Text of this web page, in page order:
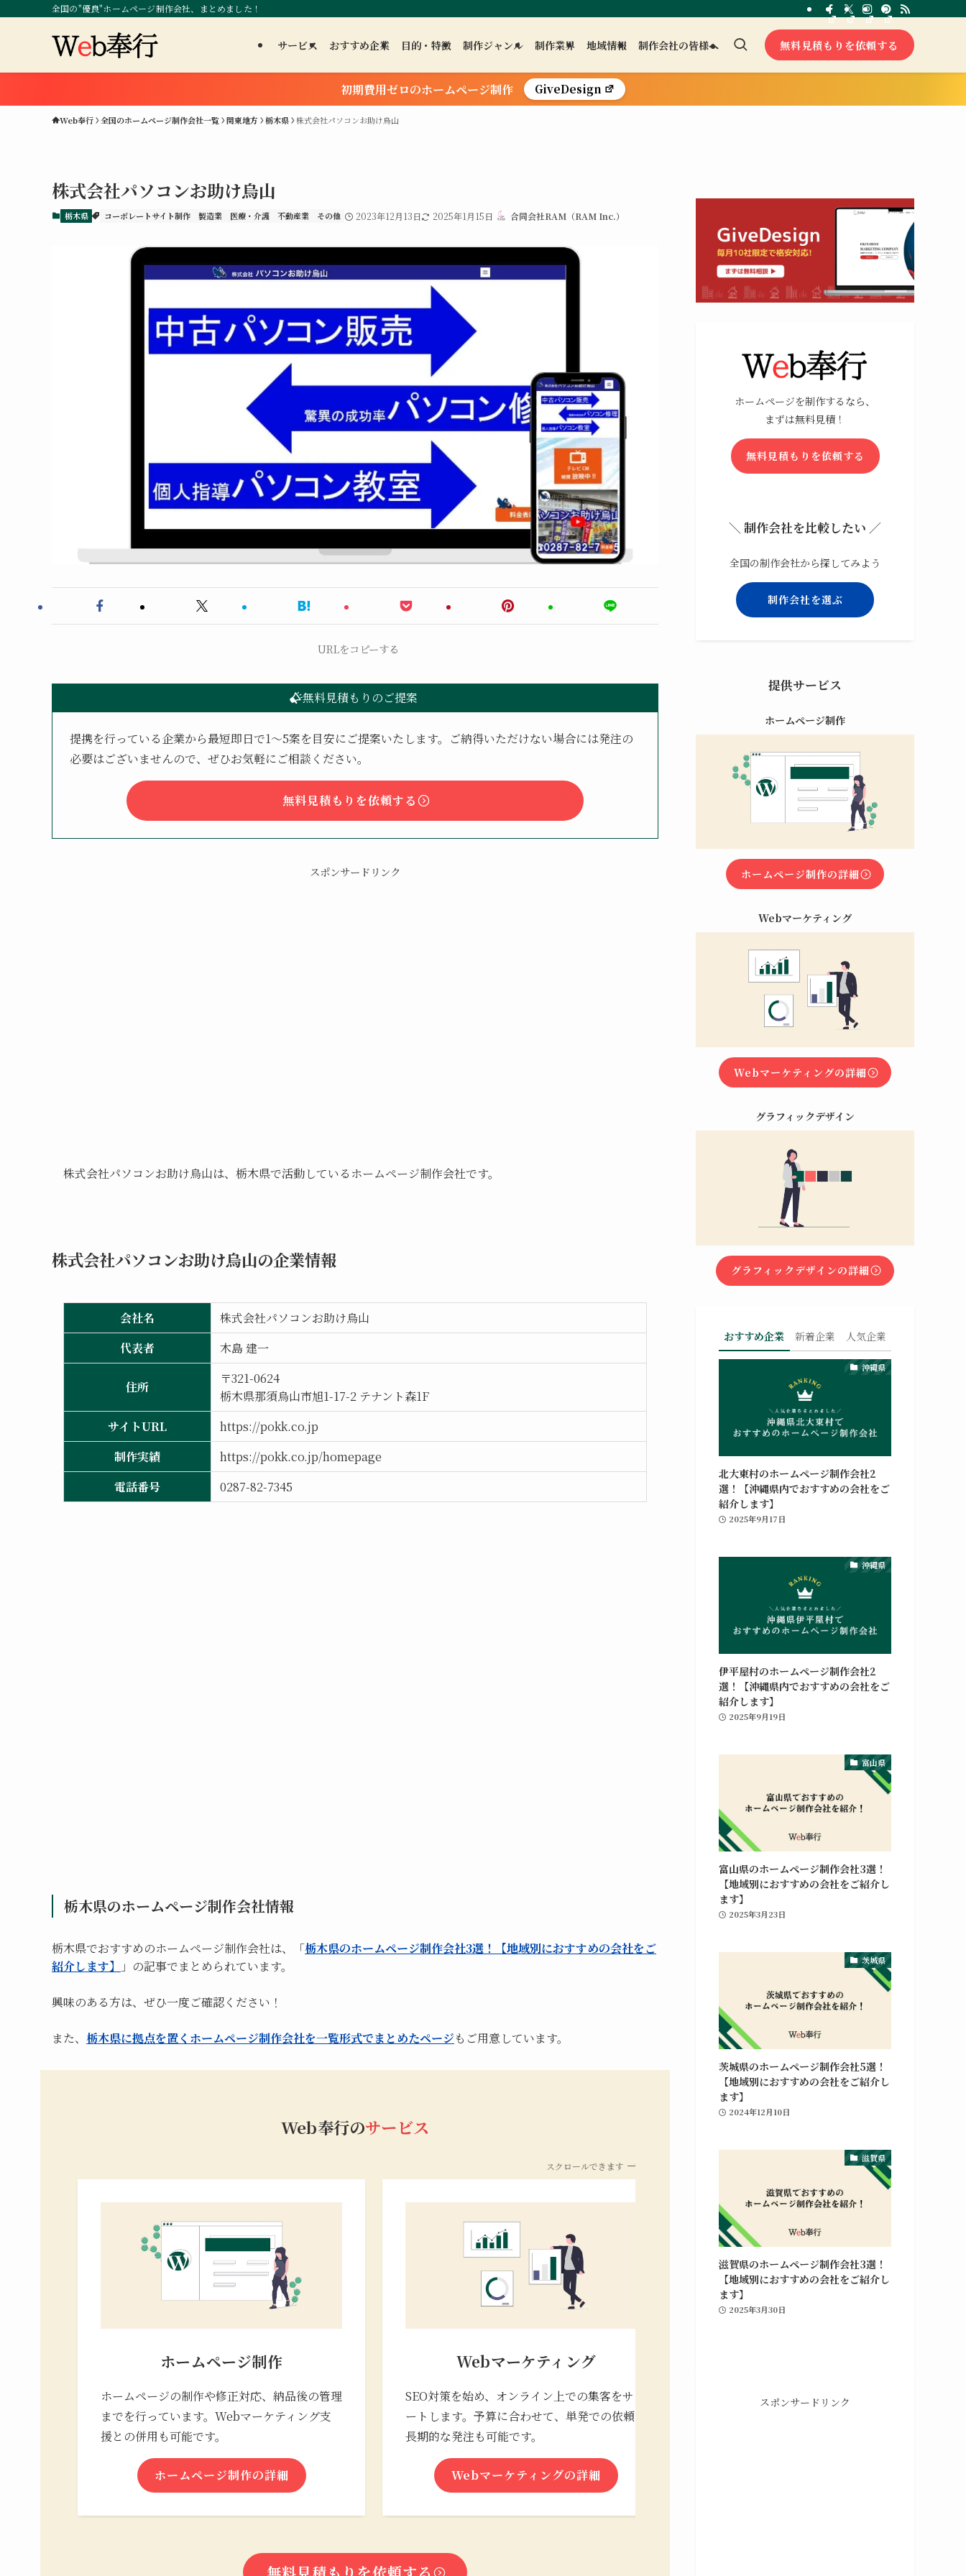
全国の"優良"ホームページ制作会社、まとめました！
サービス おすすめ企業 目的・特徴 制作ジャンル 制作業界 地域情報 制作会社の皆様へ 無料見積もりを依頼する
初期費用ゼロのホームページ制作 GiveDesign
Web奉行 全国のホームページ制作会社一覧 関東地方 栃木県 株式会社パソコンお助け烏山
株式会社パソコンお助け烏山
栃木県 コーポレートサイト制作 製造業 医療・介護 不動産業 その他 2023年12月13日 2025年1月15日 合同会社RAM（RAM Inc.）
URLをコピーする
無料見積もりのご提案
提携を行っている企業から最短即日で1〜5案を目安にご提案いたします。ご納得いただけない場合には発注の
必要はございませんので、ぜひお気軽にご相談ください。
無料見積もりを依頼する
スポンサードリンク
株式会社パソコンお助け烏山は、栃木県で活動しているホームページ制作会社です。
株式会社パソコンお助け烏山の企業情報
会社名
株式会社パソコンお助け烏山
代表者
木島 建一
住所
〒321-0624
栃木県那須烏山市旭1-17-2 テナント森1F
サイトURL
https://pokk.co.jp
制作実績
https://pokk.co.jp/homepage
電話番号
0287-82-7345
栃木県のホームページ制作会社情報
栃木県でおすすめのホームページ制作会社は、「栃木県のホームページ制作会社3選！【地域別におすすめの会社をご
紹介します】
」の記事でまとめられています。
興味のある方は、ぜひ一度ご確認ください！
また、 栃木県に拠点を置くホームページ制作会社を一覧形式でまとめたページもご用意しています。
Web奉行のサービス
スクロールできます
ホームページ制作
ホームページの制作や修正対応、納品後の管理
までを行っています。Webマーケティング支
援との併用も可能です。
ホームページ制作の詳細
Webマーケティング
SEO対策を始め、オンライン上での集客をサポ
ートします。予算に合わせて、単発での依頼や
長期的な発注も可能です。
Webマーケティングの詳細
ホームページの制作や修正対応、納品後の管理
ホームページを制作するなら、
まずは無料見積！
無料見積もりを依頼する
＼ 制作会社を比較したい ／
全国の制作会社から探してみよう
制作会社を選ぶ
提供サービス
ホームページ制作
ホームページ制作の詳細
Webマーケティング
Webマーケティングの詳細
グラフィックデザイン
グラフィックデザインの詳細
おすすめ企業 新着企業 人気企業
沖縄県
北大東村のホームページ制作会社2
選！【沖縄県内でおすすめの会社をご
紹介します】
2025年9月17日
沖縄県
伊平屋村のホームページ制作会社2
選！【沖縄県内でおすすめの会社をご
紹介します】
2025年9月19日
富山県
富山県のホームページ制作会社3選！
【地域別におすすめの会社をご紹介し
ます】
2025年3月23日
茨城県
茨城県のホームページ制作会社5選！
【地域別におすすめの会社をご紹介し
ます】
2024年12月10日
滋賀県
滋賀県のホームページ制作会社3選！
【地域別におすすめの会社をご紹介し
ます】
2025年3月30日
スポンサードリンク